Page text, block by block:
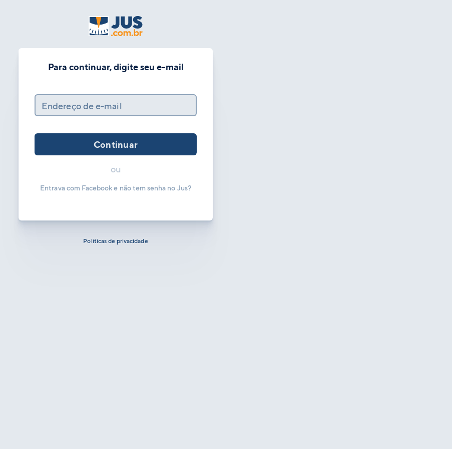
Para continuar, digite seu e-mail
Endereço de e-mail
Continuar
ou
Entrava com Facebook e não tem senha no Jus?
Políticas de privacidade